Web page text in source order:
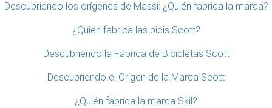
Descubriendo los orígenes de Massi: ¿Quién fabrica la marca?
¿Quién fabrica las bicis Scott?
Descubriendo la Fábrica de Bicicletas Scott
Descubriendo el Origen de la Marca Scott
¿Quién fabrica la marca Skil?